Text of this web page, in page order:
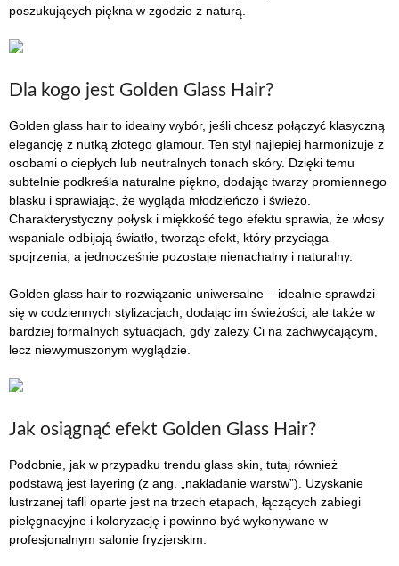
poszukujących piękna w zgodzie z naturą.
Dla kogo jest Golden Glass Hair?
Golden glass hair to idealny wybór, jeśli chcesz połączyć klasyczną
elegancję z nutką złotego glamour. Ten styl najlepiej harmonizuje z
osobami o ciepłych lub neutralnych tonach skóry. Dzięki temu
subtelnie podkreśla naturalne piękno, dodając twarzy promiennego
blasku i sprawiając, że wygląda młodzieńczo i świeżo.
Charakterystyczny połysk i miękkość tego efektu sprawia, że włosy
wspaniale odbijają światło, tworząc efekt, który przyciąga
spojrzenia, a jednocześnie pozostaje nienachalny i naturalny.
Golden glass hair to rozwiązanie uniwersalne – idealnie sprawdzi
się w codziennych stylizacjach, dodając im świeżości, ale także w
bardziej formalnych sytuacjach, gdy zależy Ci na zachwycającym,
lecz niewymuszonym wyglądzie.
Jak osiągnąć efekt Golden Glass Hair?
Podobnie, jak w przypadku trendu glass skin, tutaj również
podstawą jest layering (z ang. „nakładanie warstw”). Uzyskanie
lustrzanej tafli oparte jest na trzech etapach, łączących zabiegi
pielęgnacyjne i koloryzację i powinno być wykonywane w
profesjonalnym salonie fryzjerskim.